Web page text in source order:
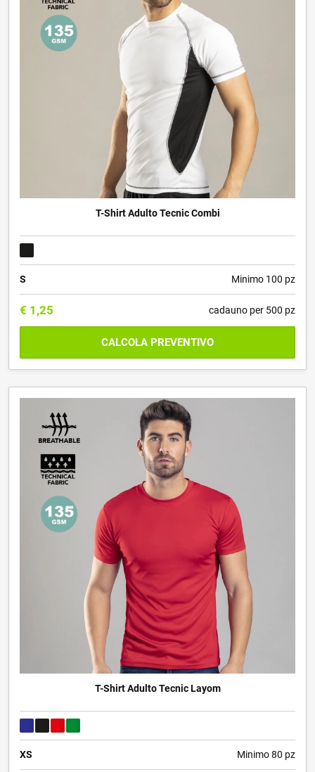
T-Shirt Adulto Tecnic Combi
S Minimo 100 pz
€ 1,25 cadauno per 500 pz
CALCOLA PREVENTIVO
T-Shirt Adulto Tecnic Layom
XS Minimo 80 pz